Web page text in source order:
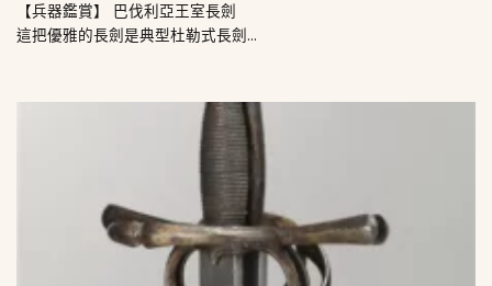
【兵器鑑賞】 巴伐利亞王室長劍
這把優雅的長劍是典型杜勒式長劍...